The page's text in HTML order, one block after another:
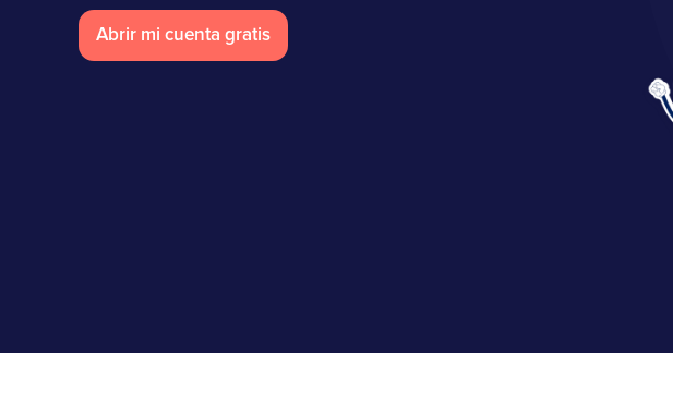
Abrir mi cuenta gratis